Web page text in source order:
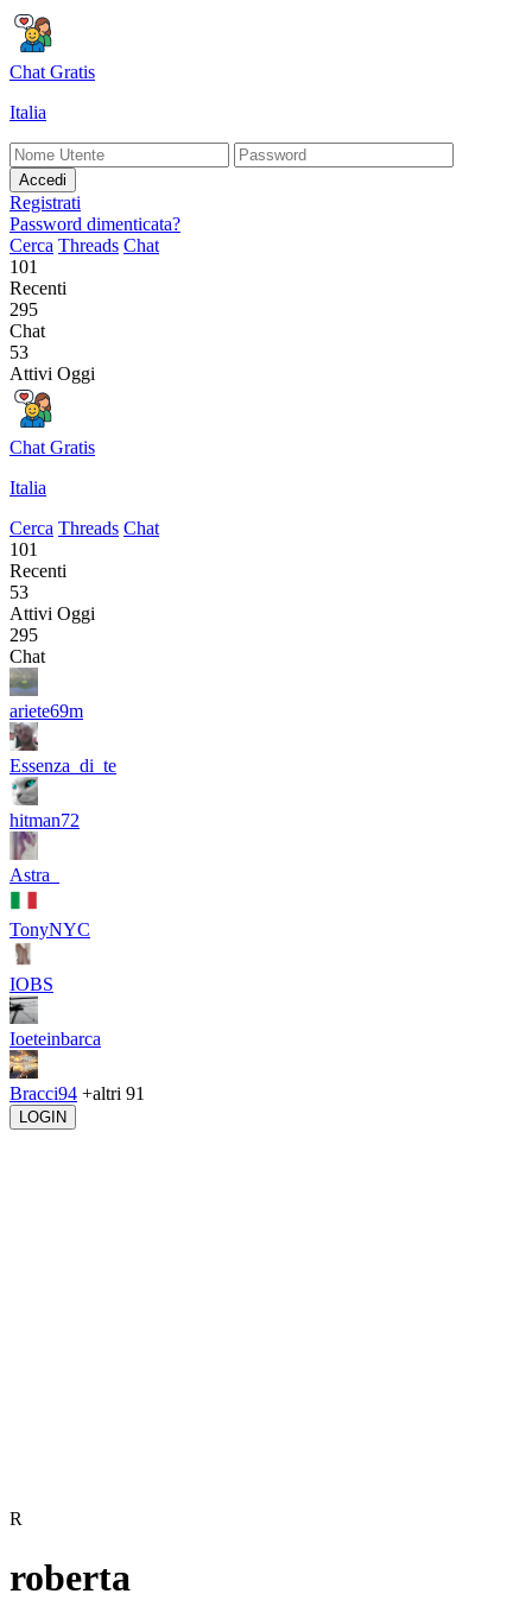
Chat Gratis
Italia
Accedi
Registrati
Password dimenticata?
Cerca Threads Chat
101
Recenti
295
Chat
53
Attivi Oggi
Chat Gratis
Italia
Cerca Threads Chat
101
Recenti
53
Attivi Oggi
295
Chat
ariete69m
Essenza_di_te
hitman72
Astra_
TonyNYC
IOBS
Ioeteinbarca
Bracci94 +altri 91
LOGIN
R
roberta